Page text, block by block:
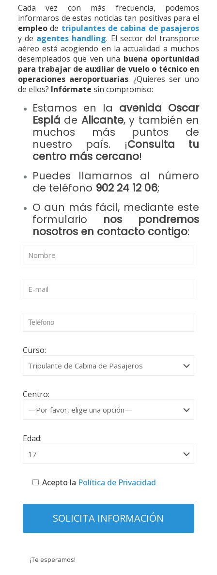
Cada vez con más frecuencia, podemos
informaros de estas noticias tan positivas para el
empleode tripulantes de cabina de pasajeros
y de agentes handling. El sector del transporte
aéreo está acogiendo en la actualidad a muchos
desempleados que ven una buena oportunidad
para trabajar de auxiliar de vuelo o técnico en
operaciones aeroportuarias. ¿Quieres ser uno
de ellos? Infórmate sin compromiso:
Estamos en la avenida Oscar
Esplá de Alicante, y también en
muchos más puntos de
nuestro país. ¡Consulta tu
centro más cercano!
Puedes llamarnos al número
de teléfono 902 24 12 06;
O aun más fácil, mediante este
formulario nos pondremos
nosotros en contacto contigo:
Curso:
Centro:
Edad:
Acepto la Política de Privacidad
¡Te esperamos!